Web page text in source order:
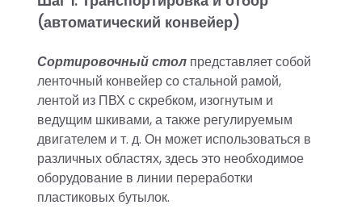
(автоматический конвейер)
Сортировочный столпредставляет собой
ленточный конвейер со стальной рамой,
лентой из ПВХ с скребком, изогнутым и
ведущим шкивами, а также регулируемым
двигателем и т. д. Он может использоваться в
различных областях, здесь это необходимое
оборудование в линии переработки
пластиковых бутылок.